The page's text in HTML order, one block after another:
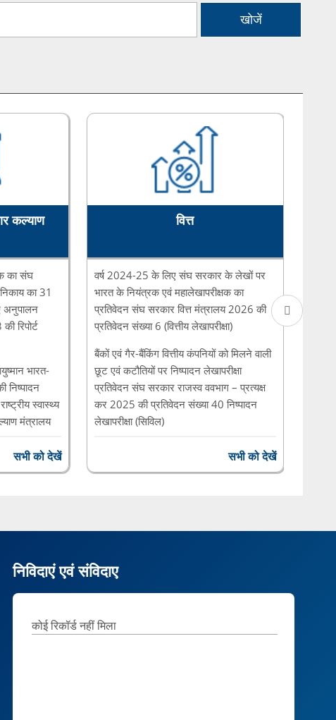
प्रधान मंत्री कौशल विकास योजना के अंतर्गत कौशल विकास पर
भारत के नियंत्रक एवं महालेखापरीक्षक का प्रति...
को समाप्त वर्ष के लिए - संघ सरकार -2025 ...
वर्ष 2023-24 के लिए राजकोषीय उत्तरदायित्व और बजट प्रबंधन
अधिनियम, 2003 के अनुपालन पर भारत के नियंत्र...
मार्च 2023 को समाप्त अवधि के लिए प्रत्यक्ष करों पर भारत के
नियंत्रक एवं महालेखापरीक्षक का प्रतिवेदन ...
नियंत्रक एवं महालेखापरीक्षक का प्रतिवेदन संघ सरकार...
खोजें
कल्याण
का संघ
का 31
अनुपालन
रिपोर्ट
भारत-
निष्पादन
स्वास्थ्य
मंत्रालय
सभी को देखें
वित्त
वर्ष 2024-25 के लिए संघ सरकार के लेखों पर
भारत के नियंत्रक एवं महालेखापरीक्षक का
प्रतिवेदन संघ सरकार वित्त मंत्रालय 2026 की
प्रतिवेदन संख्या 6 (वित्तीय लेखापरीक्षा)
बैंकों एवं गैर-बैंकिंग वित्तीय कंपनियों को मिलने वाली
छूट एवं कटौतियों पर निष्पादन लेखापरीक्षा
प्रतिवेदन संघ सरकार राजस्व ववभाग – प्रत्यक्ष
कर 2025 की प्रतिवेदन संख्या 40 निष्पादन
लेखापरीक्षा (सिविल)
सभी को देखें
निविदाएं एवं संविदाए
कोई रिकॉर्ड नहीं मिला